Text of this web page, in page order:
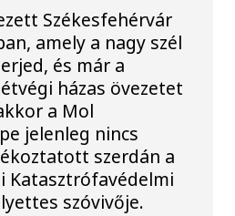
Székesfehérvár
amely a nagy szél
és már a
házas övezetet
a Mol
jelenleg nincs
szerdán a
Katasztrófavédelmi
szóvivője.